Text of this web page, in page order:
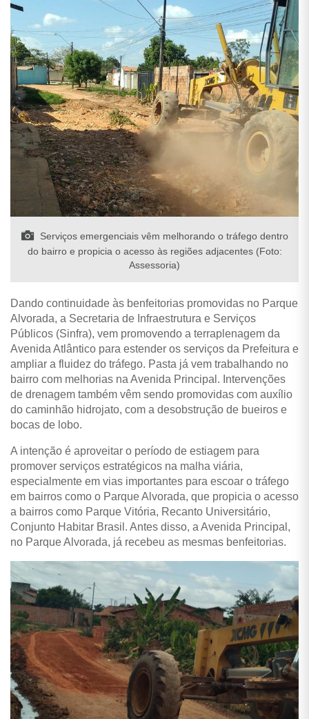
Serviços emergenciais vêm melhorando o tráfego dentro
do bairro e propicia o acesso às regiões adjacentes (Foto:
Assessoria)
Dando continuidade às benfeitorias promovidas no Parque
Alvorada, a Secretaria de Infraestrutura e Serviços
Públicos (Sinfra), vem promovendo a terraplenagem da
Avenida Atlântico para estender os serviços da Prefeitura e
ampliar a fluidez do tráfego. Pasta já vem trabalhando no
bairro com melhorias na Avenida Principal. Intervenções
de drenagem também vêm sendo promovidas com auxílio
do caminhão hidrojato, com a desobstrução de bueiros e
bocas de lobo.
A intenção é aproveitar o período de estiagem para
promover serviços estratégicos na malha viária,
especialmente em vias importantes para escoar o tráfego
em bairros como o Parque Alvorada, que propicia o acesso
a bairros como Parque Vitória, Recanto Universitário,
Conjunto Habitar Brasil. Antes disso, a Avenida Principal,
no Parque Alvorada, já recebeu as mesmas benfeitorias.